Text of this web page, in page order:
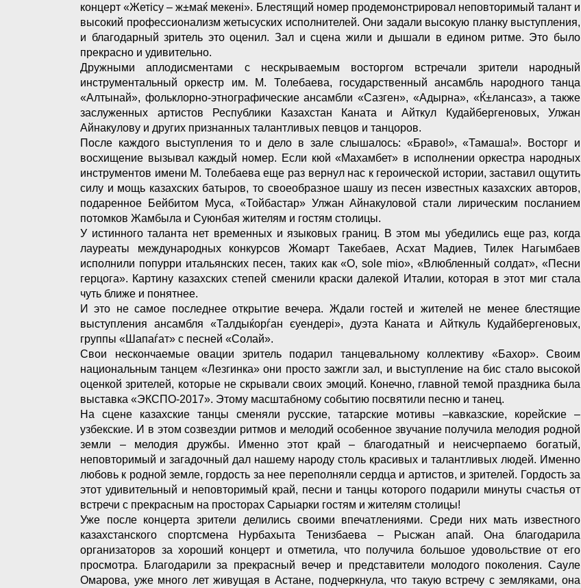
концерт «Жетісу – ж±маќ мекені». Блестящий номер продемонстрировал неповторимый талант и
высокий профессионализм жетысуских исполнителей. Они задали высокую планку выступления,
и благодарный зритель это оценил. Зал и сцена жили и дышали в едином ритме. Это было
прекрасно и удивительно.
Дружными аплодисментами с нескрываемым восторгом встречали зрители народный
инструментальный оркестр им. М. Толебаева, государственный ансамбль народного танца
«Алтынай», фольклорно-этнографические ансамбли «Сазген», «Адырна», «Ќ±лансаз», а также
заслуженных артистов Республики Казахстан Каната и Айткул Кудайбергеновых, Улжан
Айнакулову и других признанных талантливых певцов и танцоров.
После каждого выступления то и дело в зале слышалось: «Браво!», «Тамаша!». Восторг и
восхищение вызывал каждый номер. Если кюй «Махамбет» в исполнении оркестра народных
инструментов имени М. Толебаева еще раз вернул нас к героической истории, заставил ощутить
силу и мощь казахских батыров, то своеобразное шашу из песен известных казахских авторов,
подаренное Бейбитом Муса, «Тойбастар» Улжан Айнакуловой стали лирическим посланием
потомков Жамбыла и Суюнбая жителям и гостям столицы.
У истинного таланта нет временных и языковых границ. В этом мы убедились еще раз, когда
лауреаты международных конкурсов Жомарт Такебаев, Асхат Мадиев, Тилек Нагымбаев
исполнили попурри итальянских песен, таких как «О, solе mio», «Влюбленный солдат», «Песни
герцога». Картину казахских степей сменили краски далекой Италии, которая в этот миг стала
чуть ближе и понятнее.
И это не самое последнее открытие вечера. Ждали гостей и жителей не менее блестящие
выступления ансамбля «Талдыќорѓан єуендері», дуэта Каната и Айткуль Кудайбергеновых,
группы «Шапаѓат» с песней «Солай».
Свои нескончаемые овации зритель подарил танцевальному коллективу «Бахор». Своим
национальным танцем «Лезгинка» они просто зажгли зал, и выступление на бис стало высокой
оценкой зрителей, которые не скрывали своих эмоций. Конечно, главной темой праздника была
выставка «ЭКСПО-2017». Этому масштабному событию посвятили песню и танец.
На сцене казахские танцы сменяли русские, татарские мотивы –кавказские, корейские –
узбекские. И в этом созвездии ритмов и мелодий особенное звучание получила мелодия родной
земли – мелодия дружбы. Именно этот край – благодатный и неисчерпаемо богатый,
неповторимый и загадочный дал нашему народу столь красивых и талантливых людей. Именно
любовь к родной земле, гордость за нее переполняли сердца и артистов, и зрителей. Гордость за
этот удивительный и неповторимый край, песни и танцы которого подарили минуты счастья от
встречи с прекрасным на просторах Сарыарки гостям и жителям столицы!
Уже после концерта зрители делились своими впечатлениями. Среди них мать известного
казахстанского спортсмена Нурбахыта Тенизбаева – Рысжан апай. Она благодарила
организаторов за хороший концерт и отметила, что получила большое удовольствие от его
просмотра. Благодарили за прекрасный вечер и представители молодого поколения. Сауле
Омарова, уже много лет живущая в Астане, подчеркнула, что такую встречу с земляками, она